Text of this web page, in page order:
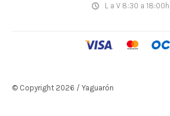
L a V 8:30 a
© Copyright 2026 / Yaguarón